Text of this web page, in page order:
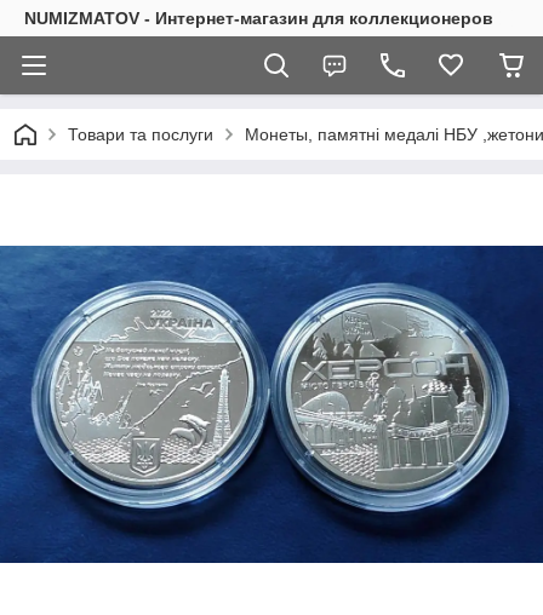
NUMIZMATOV - Интернет-магазин для коллекционеров
Товари та послуги Монеты, памятні медалі НБУ